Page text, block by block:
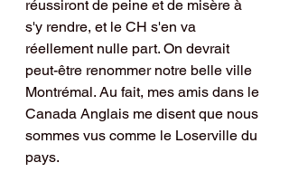
réussiront de peine et de misère à
s'y rendre, et le CH s'en va
réellement nulle part. On devrait
peut-être renommer notre belle ville
Montrémal. Au fait, mes amis dans le
Canada Anglais me disent que nous
sommes vus comme le Loserville du
pays.